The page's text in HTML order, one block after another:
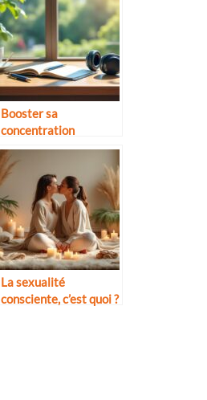
Booster sa
concentration
naturellement
La sexualité
consciente, c’est quoi ?